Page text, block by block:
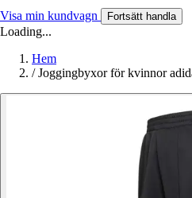
Visa min kundvagn Fortsätt handla
Loading...
Hem
/ Joggingbyxor för kvinnor